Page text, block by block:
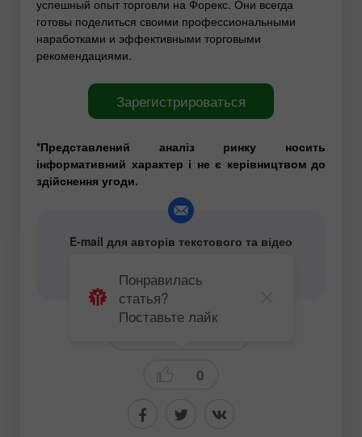
успешный опыт торговли на Форекс. Они всегда
готовы поделиться своими профессиональными
наработками и эффективными торговыми
рекомендациями.
Зарегистрироваться
*Представлений аналіз ринку носить
інформативний характер і не є керівництвом до
здійснення угоди.
E-mail для авторів текстового та відео
content-authors@instaforex.com
0
Понравилась
статья?
Поставьте лайк